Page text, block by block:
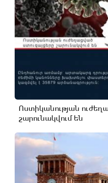
Ոստիկանության
շարունակվում են